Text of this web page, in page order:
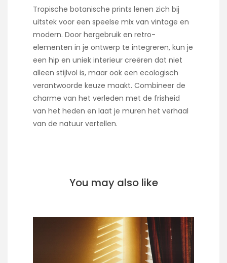
Tropische botanische prints lenen zich bij
uitstek voor een speelse mix van vintage en
modern. Door hergebruik en retro-
elementen in je ontwerp te integreren, kun je
een hip en uniek interieur creëren dat niet
alleen stijlvol is, maar ook een ecologisch
verantwoorde keuze maakt. Combineer de
charme van het verleden met de frisheid
van het heden en laat je muren het verhaal
van de natuur vertellen.
You may also like